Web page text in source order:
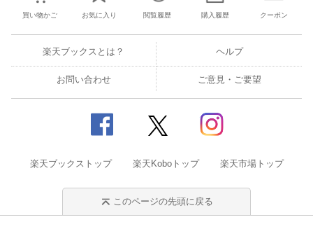
ることができます。＜/b＞ ●はじめに 「育爪
（いくづめ）」って何ですか？ ●第1章 健康
爪はこんなふうにできています
「健康で美しい爪」の8つの特徴 ●第2章 育爪
を始めましょう 健康で美しい爪を育てる5つの
ト 薄皮の処理について 爪の
践！ 57歳・女性が育爪にチャレンジ！
買い物かご お気に入り 閲覧履歴 購入履歴 クーポン
楽天ブックスとは？ ヘルプ
お問い合わせ ご意見・ご要望
楽天ブックストップ 楽天Koboトップ 楽天市場トップ
このページの先頭に戻る